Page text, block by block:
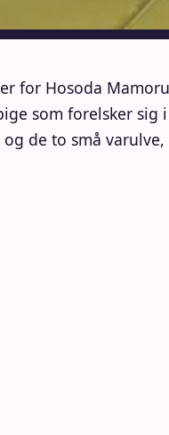
for Hosoda
som forelsker
de to små